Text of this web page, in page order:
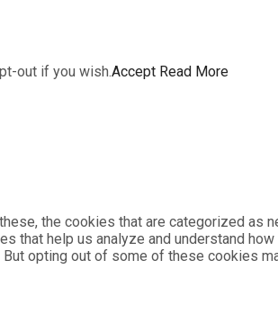
out if you wish.Accept Read More
the cookies that are categorized as
help us analyze and understand
opting out of some of these cookies